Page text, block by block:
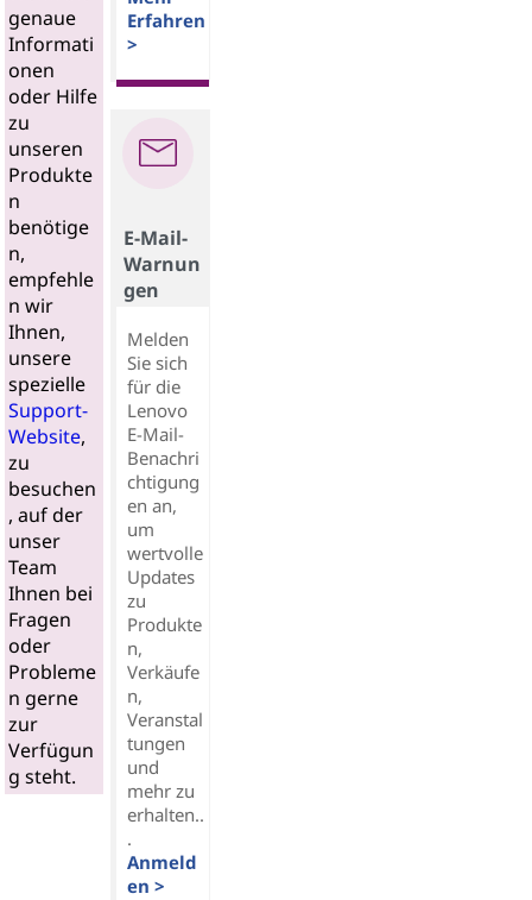
genaue
Informati
onen
oder Hilfe
zu
unseren
Produkte
n
benötige
n,
empfehle
n wir
Ihnen,
unsere
spezielle
Support-
Website,
zu
besuchen
, auf der
unser
Team
Ihnen bei
Fragen
oder
Probleme
n gerne
zur
Verfügun
g steht.
Erfahren
>
E-Mail-
Warnun
gen
Melden
Sie sich
für die
Lenovo
E-Mail-
Benachri
chtigung
en an,
um
wertvolle
Updates
zu
Produkte
n,
Verkäufe
n,
Veranstal
tungen
und
mehr zu
erhalten..
.
Anmeld
en >